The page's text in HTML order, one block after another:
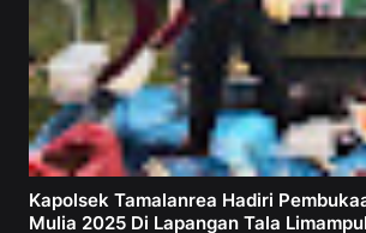
Kapolsek Tamalanrea Hadiri
Mulia 2025 Di Lapangan Tala